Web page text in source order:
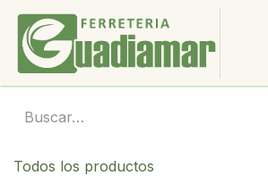
Ir al contenido
Todos los productos